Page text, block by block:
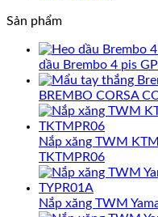
Sản phẩm
dầu Brembo 4 pis
BREMBO CORSA
Nắp xăng TWM
TKTMPR06
Nắp xăng TWM